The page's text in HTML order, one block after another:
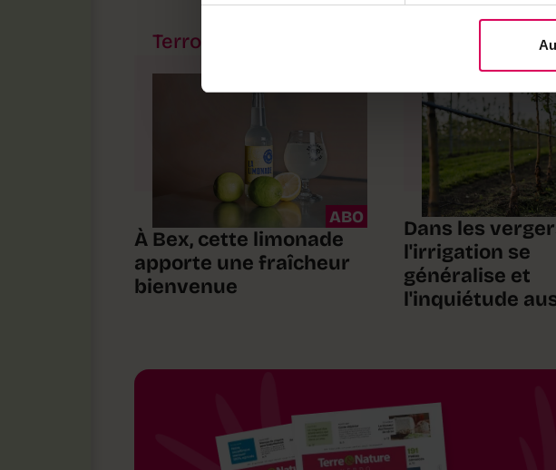
Terroir
ABO
À Bex, cette limonade
apporte une fraîcheur
bienvenue
Dans les
l'irrigation se
généralise et
l'inquiétude